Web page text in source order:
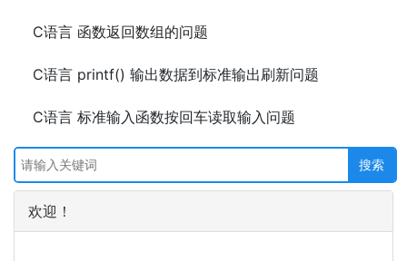
C语言 函数返回数组的问题
C语言 printf() 输出数据到标准输出刷新问题
C语言 标准输入函数按回车读取输入问题
欢迎！